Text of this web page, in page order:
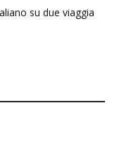
su due viaggia